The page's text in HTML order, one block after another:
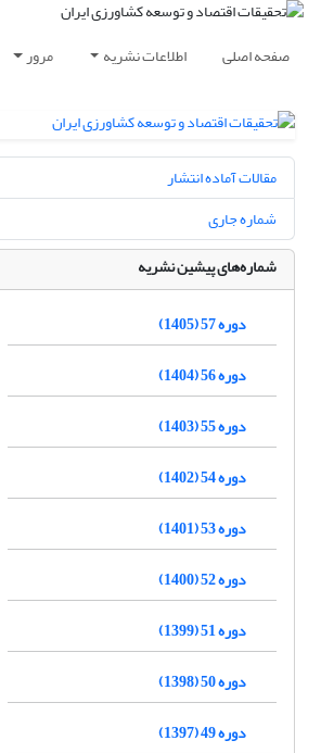
صفحه اصلی اطلاعات نشریه مرور
مقالات آماده انتشار
شماره جاری
شماره‌های پیشین نشریه
دوره 57 (1405)
دوره 56 (1404)
دوره 55 (1403)
دوره 54 (1402)
دوره 53 (1401)
دوره 52 (1400)
دوره 51 (1399)
دوره 50 (1398)
دوره 49 (1397)